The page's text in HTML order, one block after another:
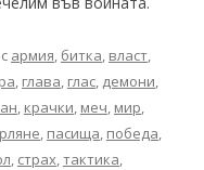
армия, битка, власт,
, глава, глас, демони,
, крачки, меч, мир,
, пасища, победа,
, страх,тактика,